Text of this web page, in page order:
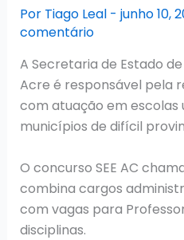
Por Tiago Leal - junho 10,
comentário
A Secretaria de Estado
Acre é responsável pela
com atuação em escolas
municípios de difícil
O concurso SEE AC
combina cargos
com vagas para
disciplinas.